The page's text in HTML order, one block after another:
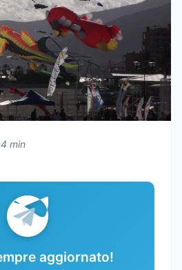
min
aggiornato!